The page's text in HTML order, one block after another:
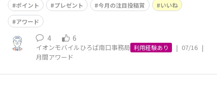
ポイント プレゼント 今月の注目投稿賞
いいね
アワード
4 6
イオンモバイルひろば南口事務局 利用経験あり | 07/16 |
月間アワード